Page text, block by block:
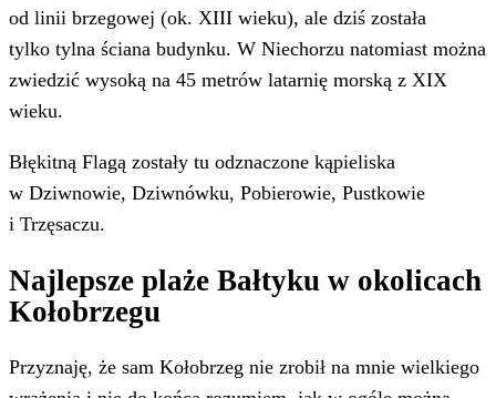
od linii brzegowej (ok. XIII wieku), ale dziś została
tylko tylna ściana budynku. W Niechorzu natomiast można
zwiedzić wysoką na 45 metrów latarnię morską z XIX
wieku.
Błękitną Flagą zostały tu odznaczone kąpieliska
w Dziwnowie, Dziwnówku, Pobierowie, Pustkowie
i Trzęsaczu.
Najlepsze plaże Bałtyku w okolicach
Kołobrzegu
Przyznaję, że sam Kołobrzeg nie zrobił na mnie wielkiego